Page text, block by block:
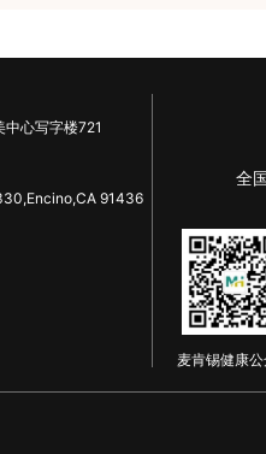
心写字楼721
91436
全
麦肯锡健康